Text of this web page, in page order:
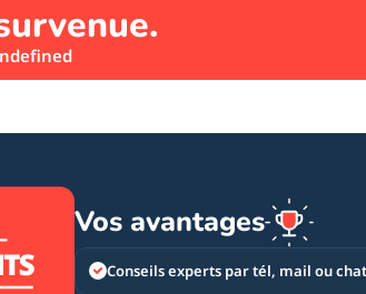
Vos avantages
Conseils experts par tél, mail ou chat